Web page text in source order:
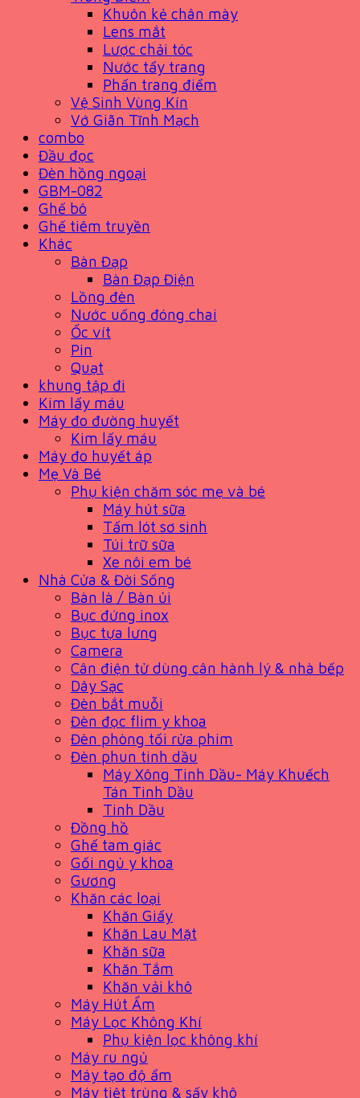
Khuôn kẻ chân mày
Lens mắt
Lược chải tóc
Nước tẩy trang
Phấn trang điểm
Vệ Sinh Vùng Kín
Vớ Giãn Tĩnh Mạch
combo
Đầu đọc
Đèn hồng ngoại
GBM-082
Ghế bô
Ghế tiêm truyền
Khác
Bàn Đạp
Bàn Đạp Điện
Lồng đèn
Nước uống đóng chai
Ốc vít
Pin
Quạt
khung tập đi
Kim lấy máu
Máy đo đường huyết
Kim lấy máu
Máy đo huyết áp
Mẹ Và Bé
Phụ kiện chăm sóc mẹ và bé
Máy hút sữa
Tấm lót sơ sinh
Túi trữ sữa
Xe nôi em bé
Nhà Cửa & Đời Sống
Bàn là / Bàn ủi
Bục đứng inox
Bục tựa lưng
Camera
Cân điện tử dùng cân hành lý & nhà bếp
Dây Sạc
Đèn bắt muỗi
Đèn đọc flim y khoa
Đèn phòng tối rửa phim
Đèn phun tinh dầu
Máy Xông Tinh Dầu- Máy Khuếch
Tán Tinh Dầu
Tinh Dầu
Đồng hồ
Ghế tam giác
Gối ngủ y khoa
Gương
Khăn các loại
Khăn Giấy
Khăn Lau Mặt
Khăn sữa
Khăn Tắm
Khăn vải khô
Máy Hút Ẩm
Máy Lọc Không Khí
Phụ kiện lọc không khí
Máy ru ngủ
Máy tạo độ ẩm
Máy tiệt trùng & sấy khô